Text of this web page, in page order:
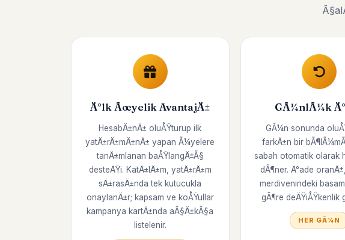
Ä°lk Ãœyelik AvantajÄ±
HesabÄ±nÄ± oluÅŸturup ilk
yatÄ±rÄ±mÄ±nÄ± yapan Ã¼yelere
tanÄ±mlanan baÅŸlangÄ±Ã§
desteÄŸi. KatÄ±lÄ±m, yatÄ±rÄ±m
sÄ±rasÄ±nda tek kutucukla
onaylanÄ±r; kapsam ve koÅŸullar
kampanya kartÄ±nda aÃ§Ä±kÃ§a
listelenir.
GÃ¼nlÃ¼k
GÃ¼n sonunda
farkÄ±n bir
sabah otomatik olarak
dÃ¶ner. Ä°ade
merdivenindeki
gÃ¶re deÄŸiÅŸkenlik
HER GÃ¼N